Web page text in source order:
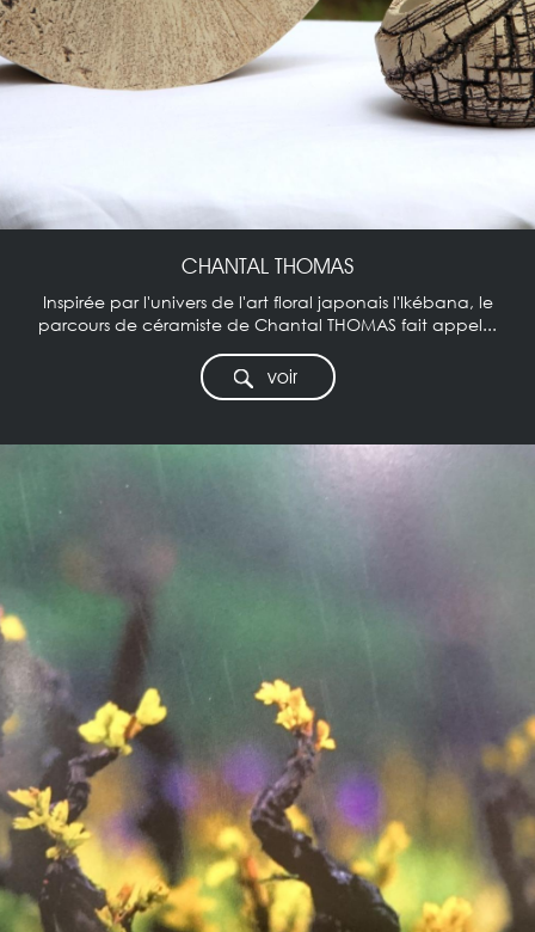
CHANTAL THOMAS
Inspirée par l'univers de l'art floral japonais l'Ikébana, le
parcours de céramiste de Chantal THOMAS fait appel...
voir